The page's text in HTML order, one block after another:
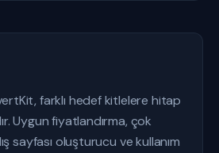
farklı hedef kitlelere hitap
Uygun fiyatlandırma, çok
sayfası oluşturucu ve kullanım